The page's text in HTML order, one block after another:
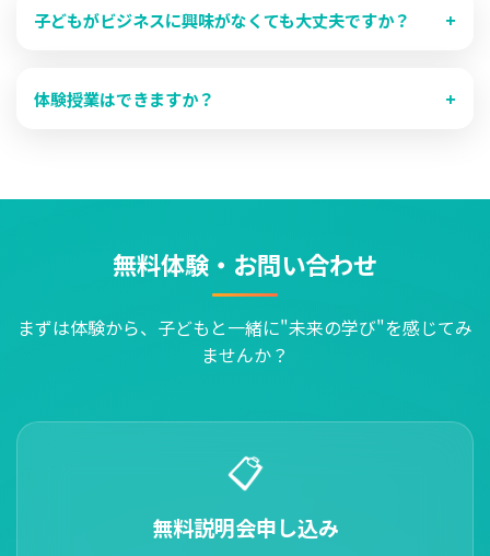
らでも参加いただけるため、地域に関係なく質の高い授業
を受けていただけます。Zoomを使用した双方向のコミュ
子どもがビジネスに興味がなくても大丈夫ですか？ +
を使っていますが、実際には「自分の好きなことや得意な
ことを活かす方法」「アイデアを形にする力」を楽しく学
体験授業はできますか？ +
無料体験・お問い合わせ
まずは体験から、子どもと一緒に"未来の学び"を感じてみ
ませんか？
📋
無料説明会申し込み